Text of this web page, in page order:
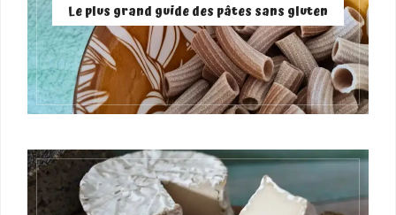
Le plus grand guide des pâtes sans gluten